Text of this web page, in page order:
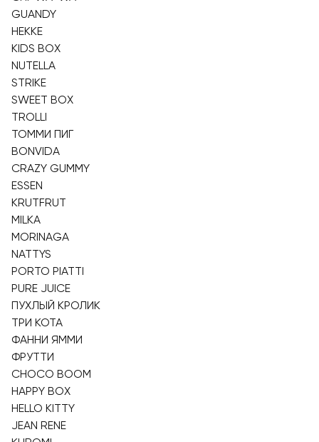
GUANDY
HEKKE
KIDS BOX
NUTELLA
STRIKE
SWEET BOX
TROLLI
ТОММИ ПИГ
BONVIDA
CRAZY GUMMY
ESSEN
KRUTFRUT
MILKA
MORINAGA
NATTYS
PORTO PIATTI
PURE JUICE
ПУХЛЫЙ КРОЛИК
ТРИ КОТА
ФАННИ ЯММИ
ФРУТТИ
CHOCO BOOM
HAPPY BOX
HELLO KITTY
JEAN RENE